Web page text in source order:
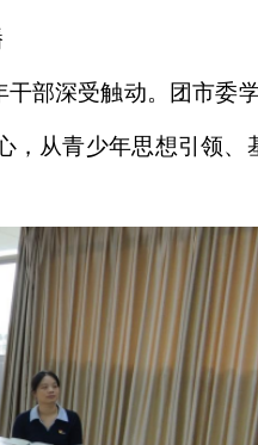
部深受触动。团市委
从青少年思想引领、